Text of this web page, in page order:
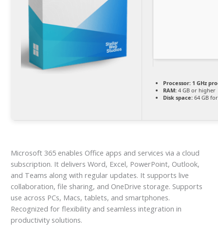
Processor: 1 GHz
RAM: 4 GB or higher
Disk space: 64 GB
Microsoft 365 enables Office apps and services via a cloud
subscription. It delivers Word, Excel, PowerPoint, Outlook,
and Teams along with regular updates. It supports live
collaboration, file sharing, and OneDrive storage. Supports
use across PCs, Macs, tablets, and smartphones.
Recognized for flexibility and seamless integration in
productivity solutions.